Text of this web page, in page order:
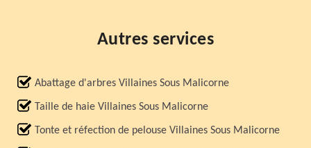
Autres services
Abattage d'arbres Villaines Sous Malicorne
Taille de haie Villaines Sous Malicorne
Tonte et réfection de pelouse Villaines Sous Malicorne